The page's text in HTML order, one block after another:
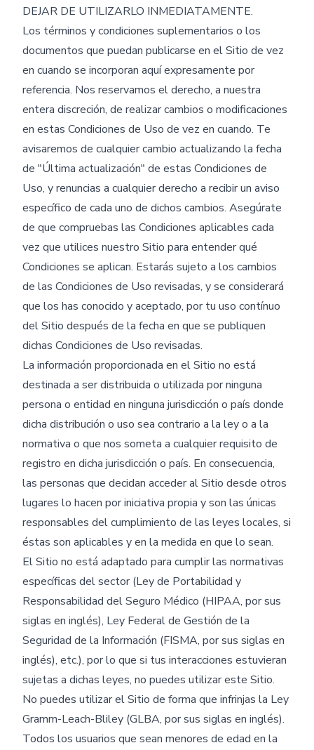
DEJAR DE UTILIZARLO INMEDIATAMENTE.
Los términos y condiciones suplementarios o los
documentos que puedan publicarse en el Sitio de vez
en cuando se incorporan aquí expresamente por
referencia. Nos reservamos el derecho, a nuestra
entera discreción, de realizar cambios o modificaciones
en estas Condiciones de Uso de vez en cuando. Te
avisaremos de cualquier cambio actualizando la fecha
de "Última actualización" de estas Condiciones de
Uso, y renuncias a cualquier derecho a recibir un aviso
específico de cada uno de dichos cambios. Asegúrate
de que compruebas las Condiciones aplicables cada
vez que utilices nuestro Sitio para entender qué
Condiciones se aplican. Estarás sujeto a los cambios
de las Condiciones de Uso revisadas, y se considerará
que los has conocido y aceptado, por tu uso contínuo
del Sitio después de la fecha en que se publiquen
dichas Condiciones de Uso revisadas.
La información proporcionada en el Sitio no está
destinada a ser distribuida o utilizada por ninguna
persona o entidad en ninguna jurisdicción o país donde
dicha distribución o uso sea contrario a la ley o a la
normativa o que nos someta a cualquier requisito de
registro en dicha jurisdicción o país. En consecuencia,
las personas que decidan acceder al Sitio desde otros
lugares lo hacen por iniciativa propia y son las únicas
responsables del cumplimiento de las leyes locales, si
éstas son aplicables y en la medida en que lo sean.
El Sitio no está adaptado para cumplir las normativas
específicas del sector (Ley de Portabilidad y
Responsabilidad del Seguro Médico (HIPAA, por sus
siglas en inglés), Ley Federal de Gestión de la
Seguridad de la Información (FISMA, por sus siglas en
inglés), etc.), por lo que si tus interacciones estuvieran
sujetas a dichas leyes, no puedes utilizar este Sitio.
No puedes utilizar el Sitio de forma que infrinjas la Ley
Gramm-Leach-Bliley (GLBA, por sus siglas en inglés).
Todos los usuarios que sean menores de edad en la